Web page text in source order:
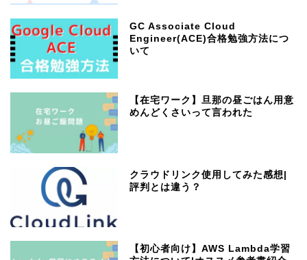
GC Associate Cloud
Engineer(ACE)合格勉強方法につ
いて
【在宅ワーク】旦那の昼ごはん用意
めんどくさいって言われた
クラウドリンク使用してみた感想|
評判とは違う？
【初心者向け】AWS Lambda学習